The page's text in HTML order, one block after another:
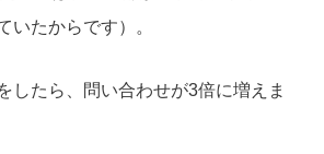
いたからです）。
したら、問い合わせが3倍に増えま